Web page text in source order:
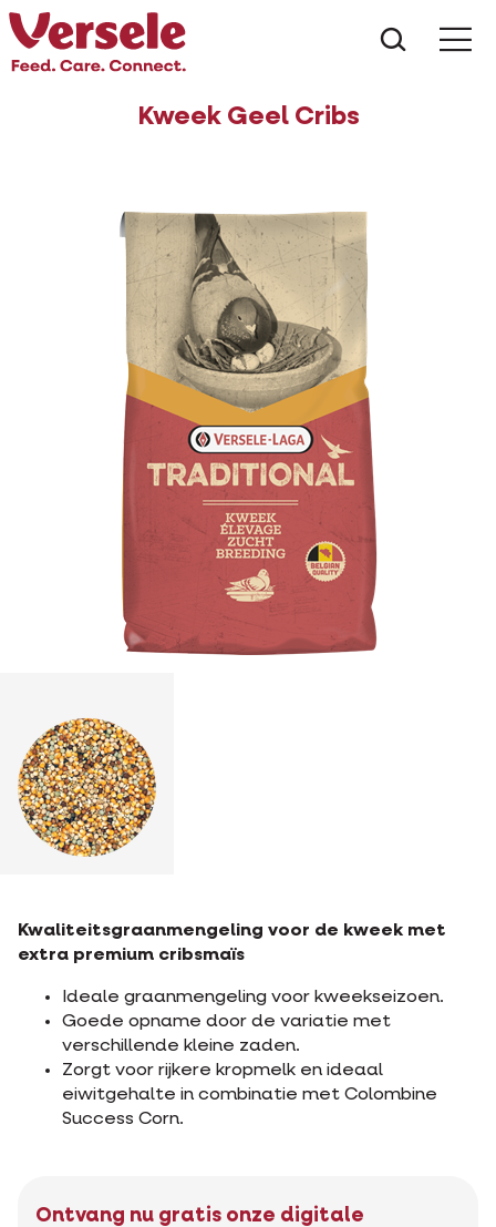
Kweek Geel Cribs
Kwaliteitsgraanmengeling voor de kweek met
extra premium cribsmaïs
Ideale graanmengeling voor kweekseizoen.
Goede opname door de variatie met
verschillende kleine zaden.
Zorgt voor rijkere kropmelk en ideaal
eiwitgehalte in combinatie met Colombine
Success Corn.
Ontvang nu gratis onze digitale